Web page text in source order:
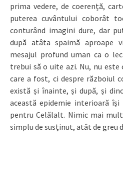
prima vedere, de coerență,
puterea cuvântului coborât
conturând imagini dure, dar
după atâta spaimă aproape
mesajul profund uman ca o
trebui să o uite azi. Nu, nu este
care a fost, ci despre războiul
există și înainte, și după, și
această epidemie interioară
pentru Celălalt. Nimic mai
simplu de susținut, atât de greu